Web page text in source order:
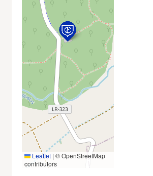
Leaflet | © OpenStreetMap
contributors